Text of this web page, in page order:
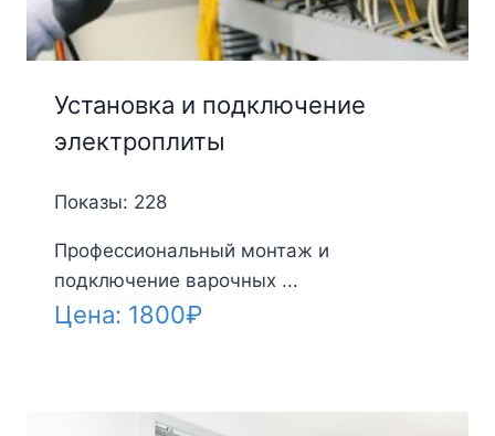
Установка и подключение
электроплиты
Показы: 228
Профессиональный монтаж и
подключение варочных ...
Цена: 1800₽